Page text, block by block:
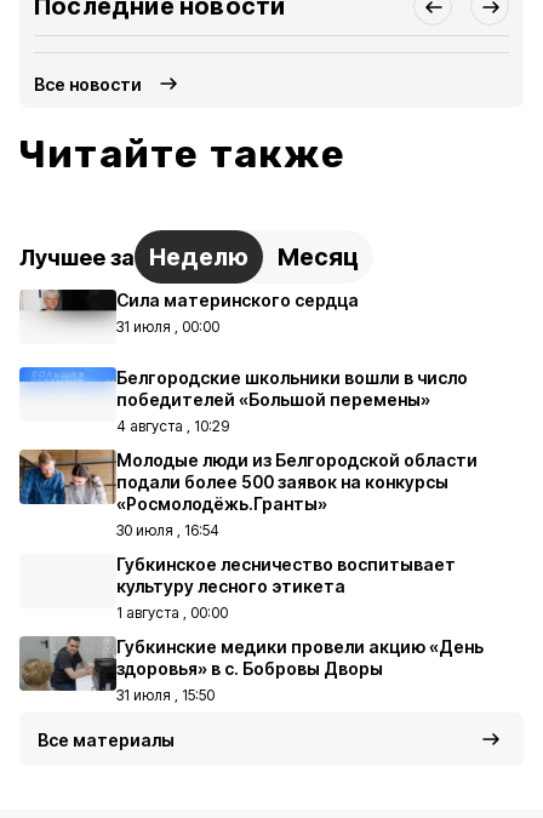
Последние новости
Все новости
Читайте также
Лучшее за Неделю Месяц
Сила материнского сердца
31 июля , 00:00
Белгородские школьники вошли в число
победителей «Большой перемены»
4 августа , 10:29
Молодые люди из Белгородской области
подали более 500 заявок на конкурсы
«Росмолодёжь.Гранты»
30 июля , 16:54
Губкинское лесничество воспитывает
культуру лесного этикета
1 августа , 00:00
Губкинские медики провели акцию «День
здоровья» в с. Бобровы Дворы
31 июля , 15:50
Все материалы